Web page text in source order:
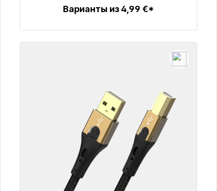
Варианты из 4,99 €*